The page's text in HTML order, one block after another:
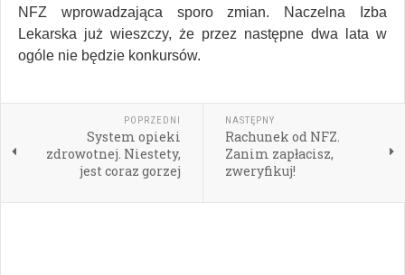
NFZ wprowadzająca sporo zmian. Naczelna Izba
Lekarska już wieszczy, że przez następne dwa lata w
ogóle nie będzie konkursów.
POPRZEDNI
System opieki
zdrowotnej. Niestety,
jest coraz gorzej
NASTĘPNY
Rachunek od NFZ.
Zanim zapłacisz,
zweryfikuj!